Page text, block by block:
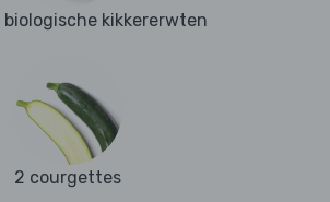
biologische kikkererwten
2 courgettes